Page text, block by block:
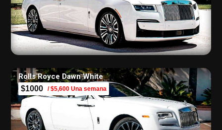
Rolls Royce Dawn White
$1000 / $5,600 Una semana